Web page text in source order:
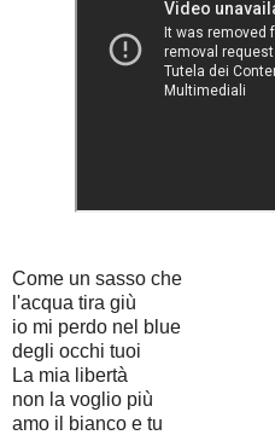
Come un sasso che
l'acqua tira giù
io mi perdo nel blue
degli occhi tuoi
La mia libertà
non la voglio più
amo il bianco e tu